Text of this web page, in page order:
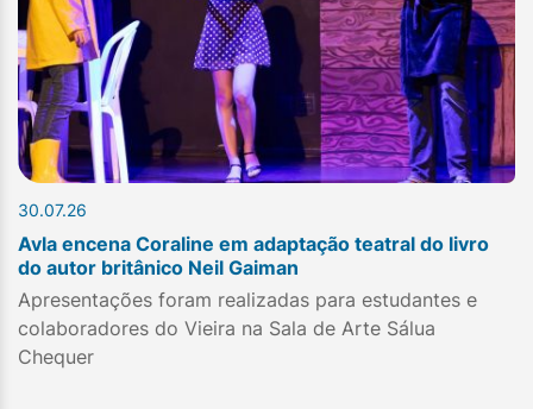
30.07.26
Avla encena Coraline em adaptação teatral do livro
do autor britânico Neil Gaiman
Apresentações foram realizadas para estudantes e
colaboradores do Vieira na Sala de Arte Sálua
Chequer